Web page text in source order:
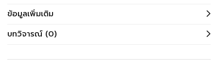
ข้อมูลเพิ่มเติม
บทวิจารณ์ (0)